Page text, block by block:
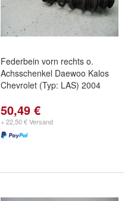
Federbein vorn rechts o.
Achsschenkel Daewoo Kalos
Chevrolet (Typ: LAS) 2004
50,49 €
+ 22,50 € Versand